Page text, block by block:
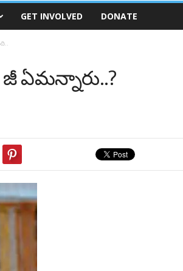
GET INVOLVED DONATE
ఏమన్నారు..?